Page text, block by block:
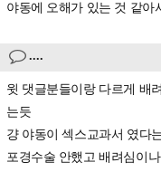
야동에 오해가 있는 것 같아
....
윗 댓글분들이랑 다르게 배
는듯
걍 야동이 섹스교과서 였다
포경수술 안했고 배려심이